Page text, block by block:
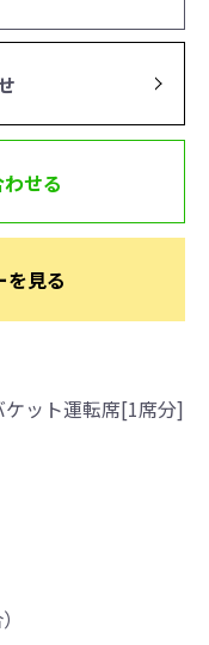
せる
を見る
ット運転席[1席分]